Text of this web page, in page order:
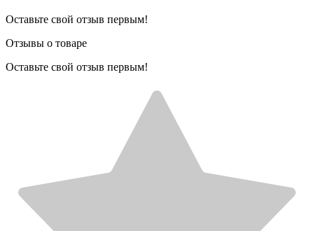
Оставьте свой отзыв первым!
Отзывы о товаре
Оставьте свой отзыв первым!